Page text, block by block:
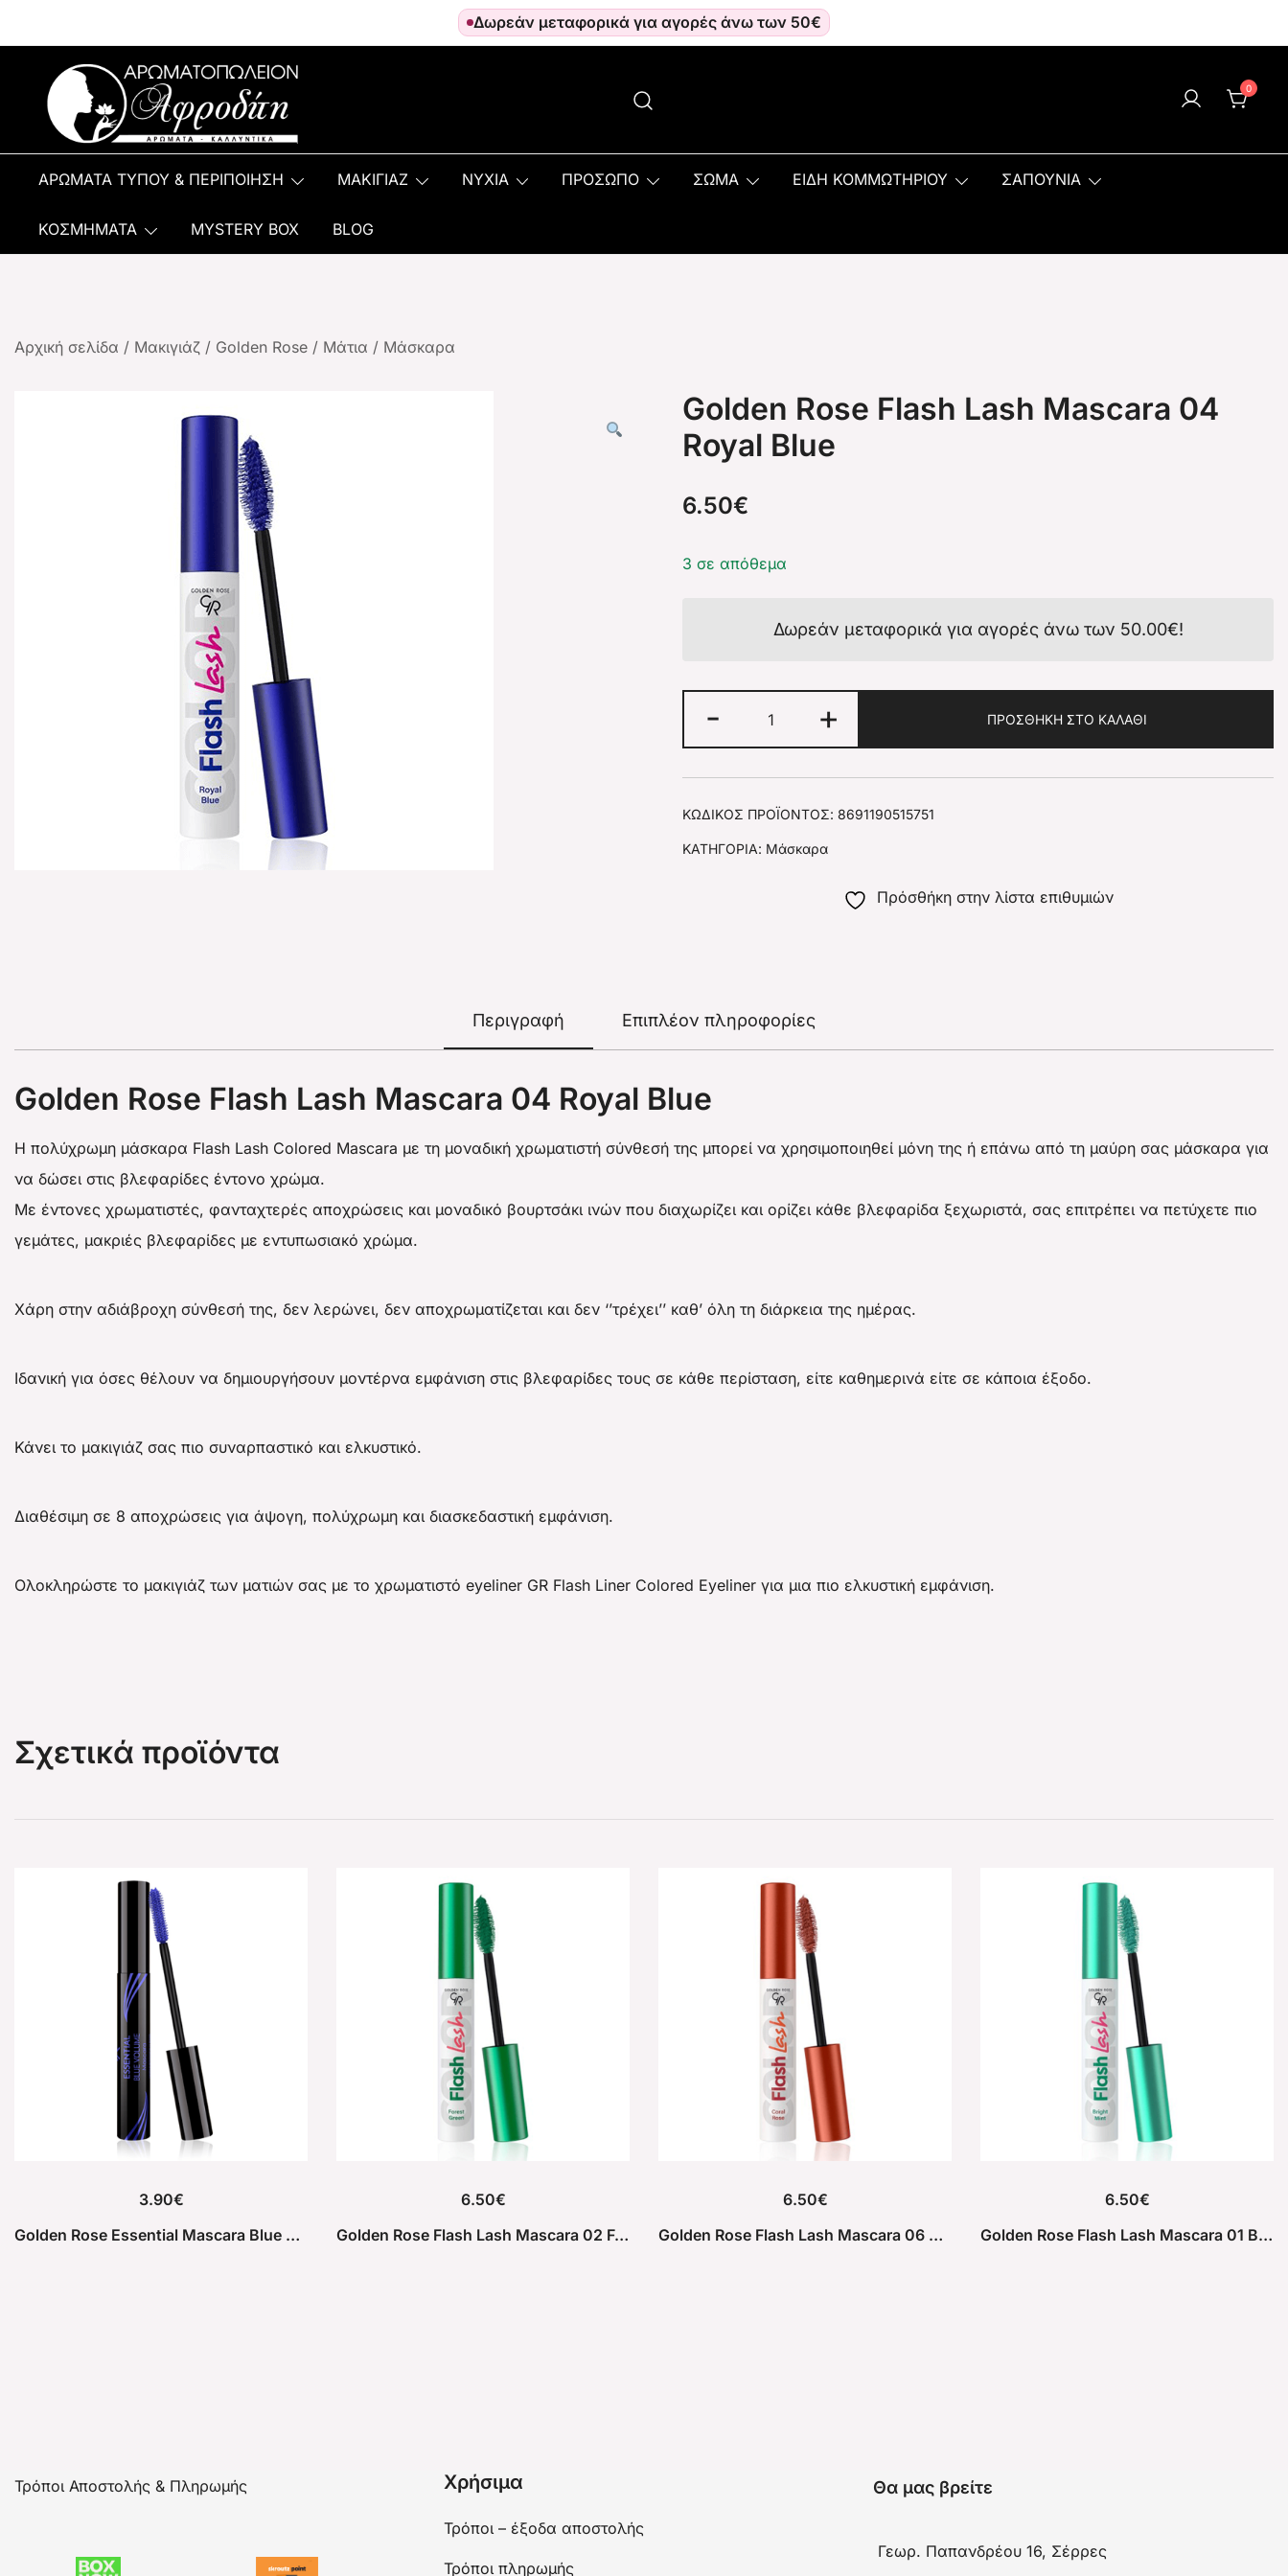
Δωρεάν μεταφορικά για αγορές άνω των 50€
Αρωματοπωλείον Αφροδίτη
0
ΑΡΩΜΑΤΑ ΤΥΠΟΥ & ΠΕΡΙΠΟΙΗΣΗ ΜΑΚΙΓΙΑΖ ΝΥΧΙΑ ΠΡΟΣΩΠΟ ΣΩΜΑ ΕΙΔΗ ΚΟΜΜΩΤΗΡΙΟΥ ΣΑΠΟΥΝΙΑ
ΚΟΣΜΗΜΑΤΑ MYSTERY BOX BLOG
Αρχική σελίδα / Μακιγιάζ / Golden Rose / Μάτια / Μάσκαρα
Golden Rose Flash Lash Mascara 04
Royal Blue
6.50€
3 σε απόθεμα
Δωρεάν μεταφορικά για αγορές άνω των 50.00€!
- + ΠΡΟΣΘΉΚΗ ΣΤΟ ΚΑΛΆΘΙ
ΚΩΔΙΚΌΣ ΠΡΟΪΌΝΤΟΣ: 8691190515751
ΚΑΤΗΓΟΡΊΑ: Μάσκαρα
Πρόσθήκη στην λίστα επιθυμιών
Περιγραφή Επιπλέον πληροφορίες
Golden Rose Flash Lash Mascara 04 Royal Blue
Η πολύχρωμη μάσκαρα Flash Lash Colored Mascara με τη μοναδική χρωματιστή σύνθεσή της μπορεί να χρησιμοποιηθεί μόνη της ή επάνω από τη μαύρη σας μάσκαρα για
να δώσει στις βλεφαρίδες έντονο χρώμα.
Με έντονες χρωματιστές, φανταχτερές αποχρώσεις και μοναδικό βουρτσάκι ινών που διαχωρίζει και ορίζει κάθε βλεφαρίδα ξεχωριστά, σας επιτρέπει να πετύχετε πιο
γεμάτες, μακριές βλεφαρίδες με εντυπωσιακό χρώμα.
Χάρη στην αδιάβροχη σύνθεσή της, δεν λερώνει, δεν αποχρωματίζεται και δεν ‘’τρέχει’’ καθ’ όλη τη διάρκεια της ημέρας.
Ιδανική για όσες θέλουν να δημιουργήσουν μοντέρνα εμφάνιση στις βλεφαρίδες τους σε κάθε περίσταση, είτε καθημερινά είτε σε κάποια έξοδο.
Κάνει το μακιγιάζ σας πιο συναρπαστικό και ελκυστικό.
Διαθέσιμη σε 8 αποχρώσεις για άψογη, πολύχρωμη και διασκεδαστική εμφάνιση.
Ολοκληρώστε το μακιγιάζ των ματιών σας με το χρωματιστό eyeliner GR Flash Liner Colored Eyeliner για μια πιο ελκυστική εμφάνιση.
Σχετικά προϊόντα
3.90€
Golden Rose Essential Mascara Blue & Volume
6.50€
Golden Rose Flash Lash Mascara 02 Forest Green
6.50€
Golden Rose Flash Lash Mascara 06 Coral Rose
6.50€
Golden Rose Flash Lash Mascara 01 Bright Mint
Τρόποι Αποστολής & Πληρωμής Χρήσιμα
Τρόποι – έξοδα αποστολής
Τρόποι πληρωμής
Θα μας βρείτε
Γεωρ. Παπανδρέου 16, Σέρρες